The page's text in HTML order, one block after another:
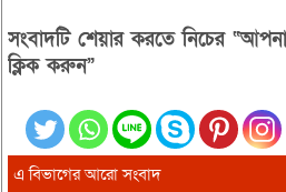
সংবাদটি শেয়ার করতে নিচের
ক্লিক করুন”
এ বিভাগের আরো সংবাদ